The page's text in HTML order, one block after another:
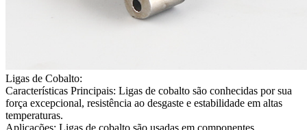
Ligas de Cobalto:
Características Principais: Ligas de cobalto são conhecidas por sua
força excepcional, resistência ao desgaste e estabilidade em altas
temperaturas.
Aplicações: Ligas de cobalto são usadas em componentes